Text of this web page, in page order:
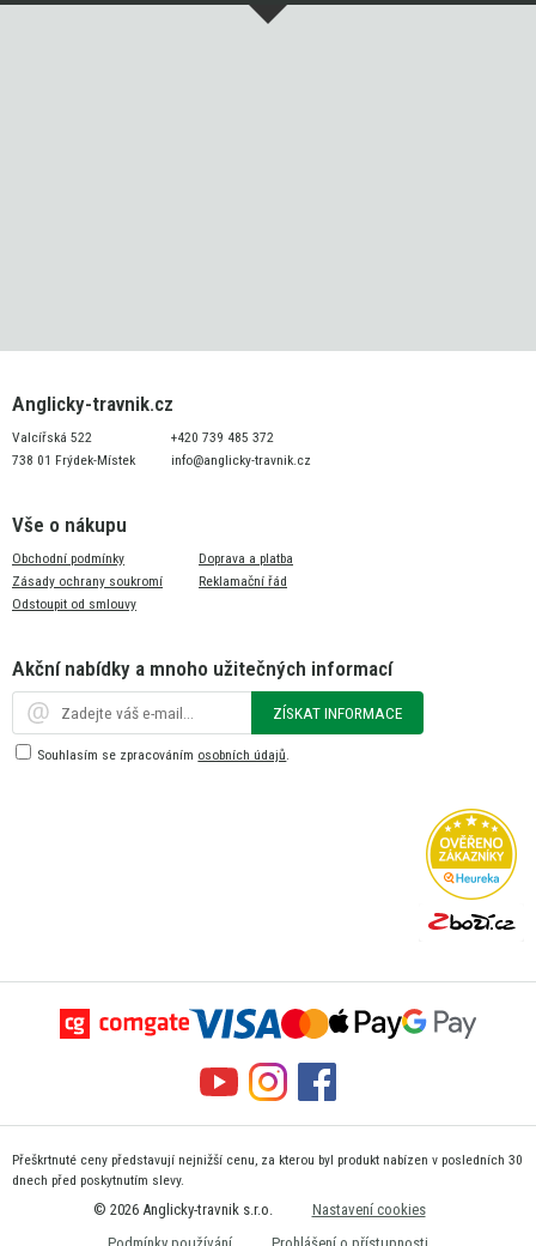
Anglicky-travnik.cz
Valcířská 522
738 01 Frýdek-Místek
+420 739 485 372
info@anglicky-travnik.cz
Vše o nákupu
Obchodní podmínky
Zásady ochrany soukromí
Odstoupit od smlouvy
Doprava a platba
Reklamační řád
Akční nabídky a mnoho užitečných informací
ZÍSKAT INFORMACE
Souhlasím se zpracováním osobních údajů.
Přeškrtnuté ceny představují nejnižší cenu, za kterou byl produkt nabízen v posledních 30
dnech před poskytnutím slevy.
© 2026 Anglicky-travnik s.r.o.
Nastavení cookies